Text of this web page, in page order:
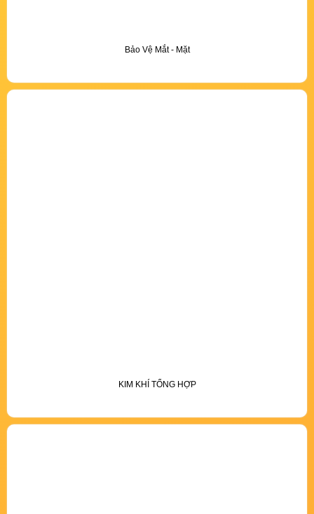
Bảo Vệ Mắt - Mặt
KIM KHÍ TỔNG HỢP